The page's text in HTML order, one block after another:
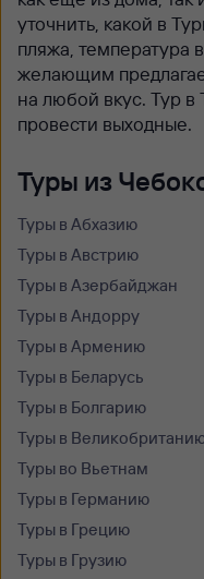
уточнить, какой в
пляжа, температура
желающим
на любой вкус. Тур
провести выходные.
Туры из
Туры в Абхазию
Туры в Австрию
Туры в Азербайджан
Туры в Андорру
Туры в Армению
Туры в Беларусь
Туры в Болгарию
Туры в
Туры во Вьетнам
Туры в Германию
Туры в Грецию
Туры в Грузию